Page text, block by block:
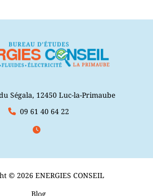
Ségala, 12450 Luc-la-Primaube
09 61 40 64 22
© 2026 ENERGIES CONSEIL
Blog